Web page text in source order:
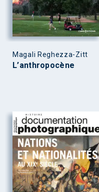
Magali Reghezza-Zitt
L’anthropocène